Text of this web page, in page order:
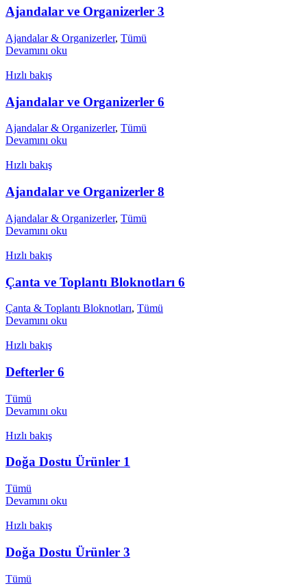
Ajandalar ve Organizerler 3
Ajandalar & Organizerler, Tümü
Devamını oku
Hızlı bakış
Ajandalar ve Organizerler 6
Ajandalar & Organizerler, Tümü
Devamını oku
Hızlı bakış
Ajandalar ve Organizerler 8
Ajandalar & Organizerler, Tümü
Devamını oku
Hızlı bakış
Çanta ve Toplantı Bloknotları 6
Çanta & Toplantı Bloknotları, Tümü
Devamını oku
Hızlı bakış
Defterler 6
Tümü
Devamını oku
Hızlı bakış
Doğa Dostu Ürünler 1
Tümü
Devamını oku
Hızlı bakış
Doğa Dostu Ürünler 3
Tümü